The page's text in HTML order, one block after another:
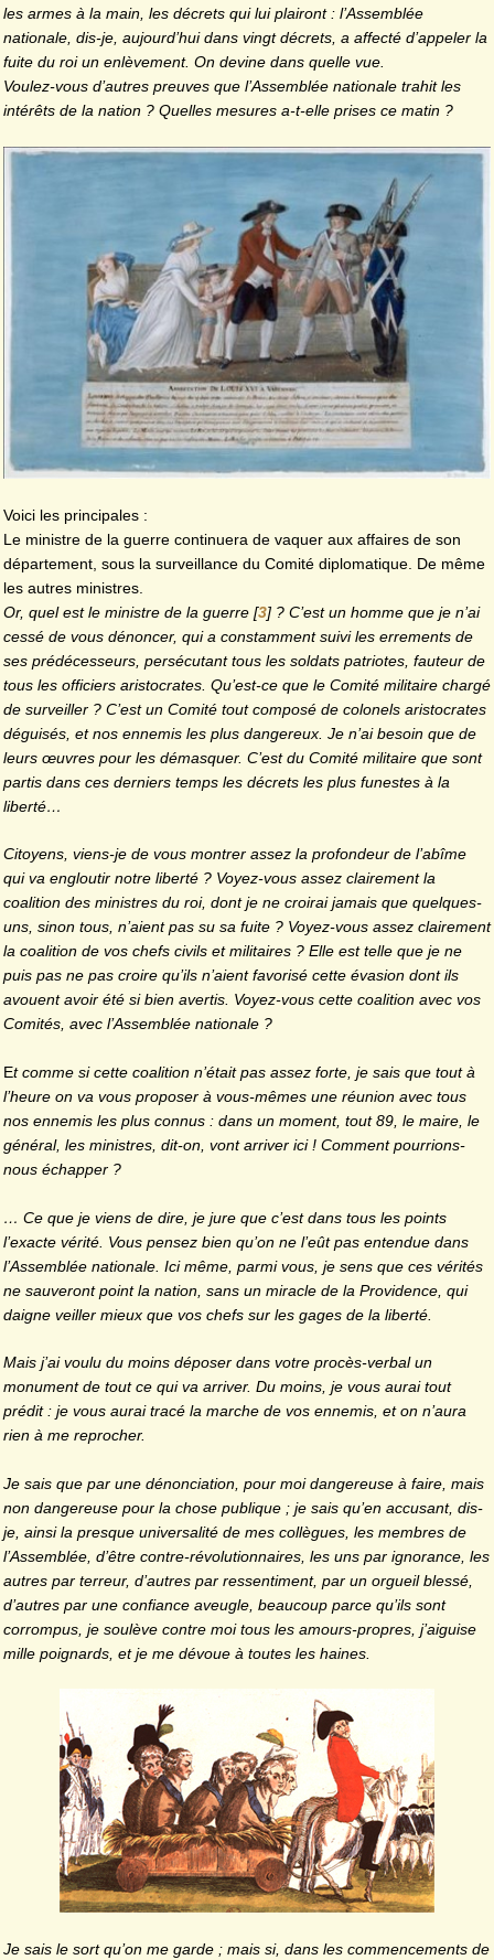
les armes à la main, les décrets qui lui plairont : l’Assemblée
nationale, dis-je, aujourd’hui dans vingt décrets, a affecté d’appeler la
fuite du roi un enlèvement. On devine dans quelle vue.
Voulez-vous d’autres preuves que l’Assemblée nationale trahit les
intérêts de la nation ? Quelles mesures a-t-elle prises ce matin ?
Voici les principales :
Le ministre de la guerre continuera de vaquer aux affaires de son
département, sous la surveillance du Comité diplomatique. De même
les autres ministres.
Or, quel est le ministre de la guerre [3] ? C’est un homme que je n’ai
cessé de vous dénoncer, qui a constamment suivi les errements de
ses prédécesseurs, persécutant tous les soldats patriotes, fauteur de
tous les officiers aristocrates. Qu’est-ce que le Comité militaire chargé
de surveiller ? C’est un Comité tout composé de colonels aristocrates
déguisés, et nos ennemis les plus dangereux. Je n’ai besoin que de
leurs œuvres pour les démasquer. C’est du Comité militaire que sont
partis dans ces derniers temps les décrets les plus funestes à la
liberté…
Citoyens, viens-je de vous montrer assez la profondeur de l’abîme
qui va engloutir notre liberté ? Voyez-vous assez clairement la
coalition des ministres du roi, dont je ne croirai jamais que quelques-
uns, sinon tous, n’aient pas su sa fuite ? Voyez-vous assez clairement
la coalition de vos chefs civils et militaires ? Elle est telle que je ne
puis pas ne pas croire qu’ils n’aient favorisé cette évasion dont ils
avouent avoir été si bien avertis. Voyez-vous cette coalition avec vos
Comités, avec l’Assemblée nationale ?
Et comme si cette coalition n’était pas assez forte, je sais que tout à
l’heure on va vous proposer à vous-mêmes une réunion avec tous
nos ennemis les plus connus : dans un moment, tout 89, le maire, le
général, les ministres, dit-on, vont arriver ici ! Comment pourrions-
nous échapper ?
… Ce que je viens de dire, je jure que c’est dans tous les points
l’exacte vérité. Vous pensez bien qu’on ne l’eût pas entendue dans
l’Assemblée nationale. Ici même, parmi vous, je sens que ces vérités
ne sauveront point la nation, sans un miracle de la Providence, qui
daigne veiller mieux que vos chefs sur les gages de la liberté.
Mais j’ai voulu du moins déposer dans votre procès-verbal un
monument de tout ce qui va arriver. Du moins, je vous aurai tout
prédit : je vous aurai tracé la marche de vos ennemis, et on n’aura
rien à me reprocher.
Je sais que par une dénonciation, pour moi dangereuse à faire, mais
non dangereuse pour la chose publique ; je sais qu’en accusant, dis-
je, ainsi la presque universalité de mes collègues, les membres de
l’Assemblée, d’être contre-révolutionnaires, les uns par ignorance, les
autres par terreur, d’autres par ressentiment, par un orgueil blessé,
d’autres par une confiance aveugle, beaucoup parce qu’ils sont
corrompus, je soulève contre moi tous les amours-propres, j’aiguise
mille poignards, et je me dévoue à toutes les haines.
Je sais le sort qu’on me garde ; mais si, dans les commencements de